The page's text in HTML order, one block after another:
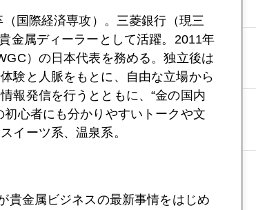
能性浮上
国際経済専攻）。三菱銀行（現三
金属ディーラーとして活躍。2011年
）の日本代表を務める。独立後は
験と人脈をもとに、自由な立場から
報発信を行うとともに、“金の国内
心者にも分かりやすいトークや文
イーツ系、温泉系。
貴金属ビジネスの最新事情をはじめ